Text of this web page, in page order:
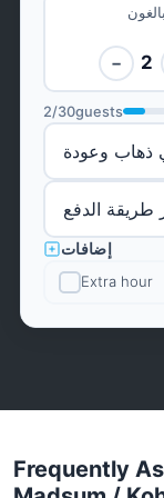
بالغون
− 2
2/30guests
إضافات
Extra hour
Frequently